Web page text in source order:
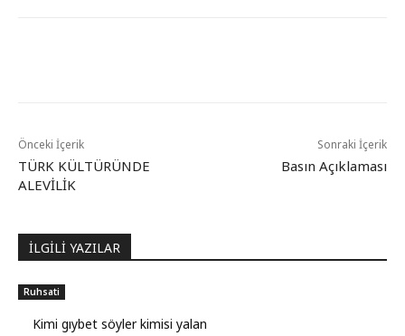
Önceki İçerik
TÜRK KÜLTÜRÜNDE
ALEVİLİK
Sonraki İçerik
Basın Açıklaması
İLGİLİ YAZILAR
Ruhsati
Kimi gıybet söyler kimisi yalan